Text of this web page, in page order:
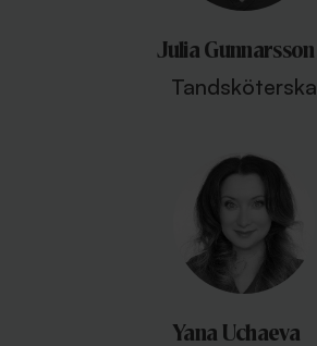
Julia Gunnarsson
Tandsköterska
Yana Uchaeva